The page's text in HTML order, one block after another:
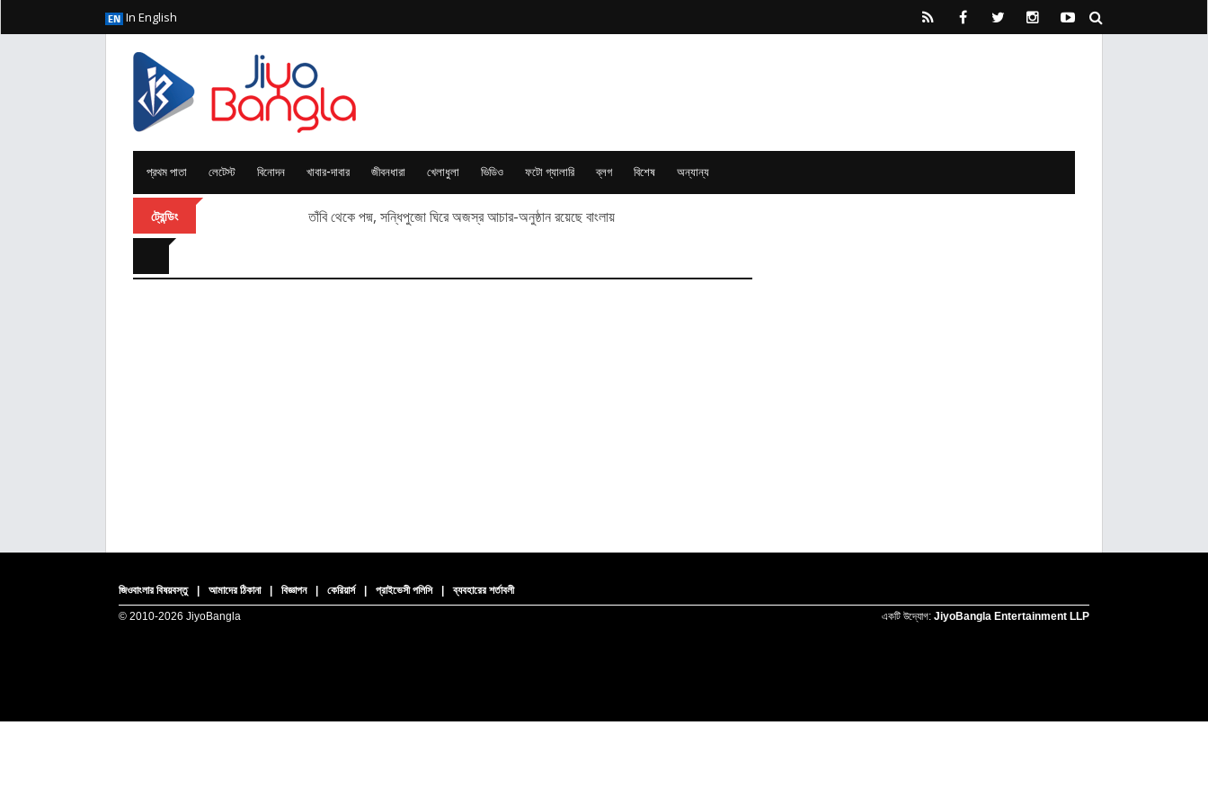
In English
প্রথম পাতা লেটেস্ট বিনোদন খাবার-দাবার জীবনধারা খেলাধুলা ভিডিও ফটো গ্যালারি ব্লগ বিশেষ অন্যান্য
ট্রেন্ডিং তাঁবি থেকে পদ্ম, সন্ধিপুজো ঘিরে অজস্র আচার-অনুষ্ঠান রয়েছে বাংলায়
জিওবাংলার বিষয়বস্তু আমাদের ঠিকানা বিজ্ঞাপন কেরিয়ার্স প্রাইভেসী পলিসি ব্যবহারের শর্তাবলী
© 2010-2026 JiyoBangla একটি উদ্যোগ: JiyoBangla Entertainment LLP